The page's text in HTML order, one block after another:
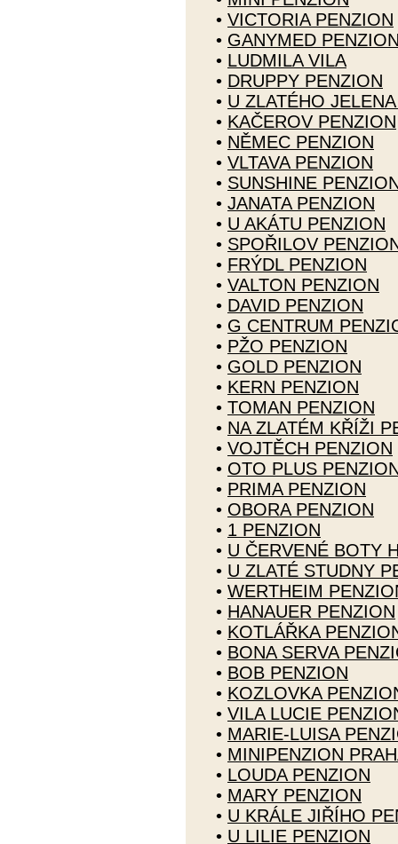
• VICTORIA PENZION
• GANYMED
• LUDMILA VILA
• DRUPPY PENZION
• U ZLATÉHO
• KAČEROV PENZION
• NĚMEC PENZION
• VLTAVA PENZION
• SUNSHINE
• JANATA PENZION
• U AKÁTU PENZION
• SPOŘILOV
• FRÝDL PENZION
• VALTON PENZION
• DAVID PENZION
• G CENTRUM
• PŽO PENZION
• GOLD PENZION
• KERN PENZION
• TOMAN PENZION
• NA ZLATÉM KŘÍŽI
• VOJTĚCH PENZION
• OTO PLUS
• PRIMA PENZION
• OBORA PENZION
• 1 PENZION
• U ČERVENÉ BOTY
• U ZLATÉ STUDNY
• WERTHEIM
• HANAUER PENZION
• KOTLÁŘKA
• BONA SERVA
• BOB PENZION
• KOZLOVKA
• VILA LUCIE
• MARIE-LUISA
• MINIPENZION
• LOUDA PENZION
• MARY PENZION
• U KRÁLE JIŘÍHO
• U LILIE PENZION